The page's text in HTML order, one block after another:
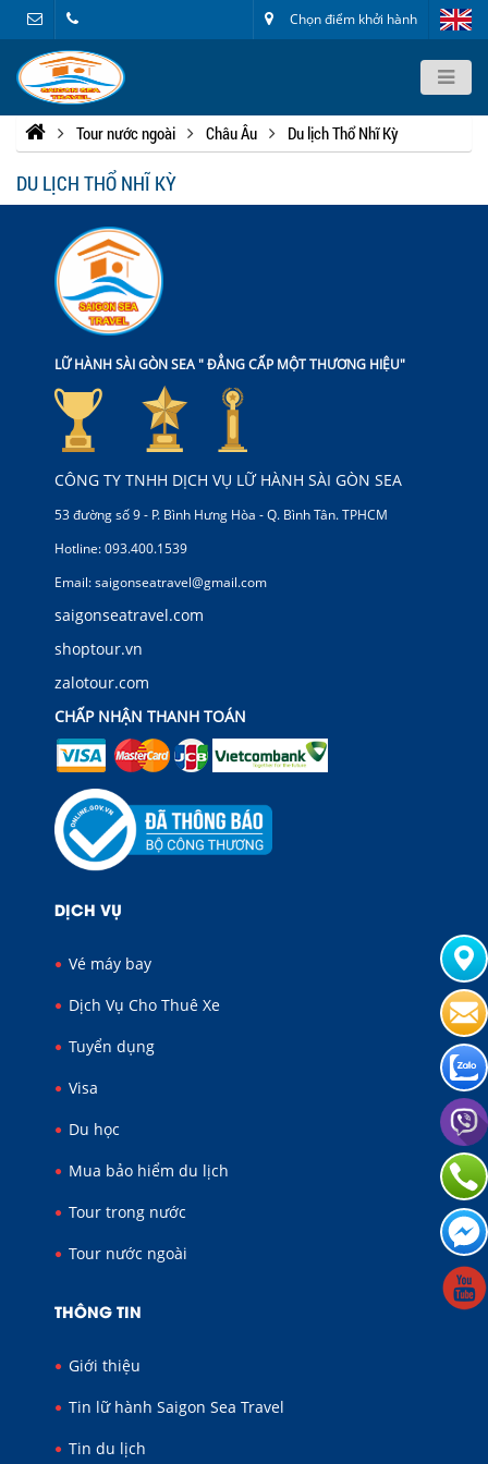
Chọn điểm khởi hành
Tour nước ngoài Châu Âu Du lịch Thổ Nhĩ Kỳ
DU LỊCH THỔ NHĨ KỲ
LỮ HÀNH SÀI GÒN SEA " ĐẲNG CẤP MỘT THƯƠNG HIỆU"
CÔNG TY TNHH DỊCH VỤ LỮ HÀNH SÀI GÒN SEA
53 đường số 9 - P. Bình Hưng Hòa - Q. Bình Tân. TPHCM
Hotline: 093.400.1539
Email: saigonseatravel@gmail.com
saigonseatravel.com
shoptour.vn
zalotour.com
CHẤP NHẬN THANH TOÁN
DỊCH VỤ
Vé máy bay
Dịch Vụ Cho Thuê Xe
Tuyển dụng
Visa
Du học
Mua bảo hiểm du lịch
Tour trong nước
Tour nước ngoài
THÔNG TIN
Giới thiệu
Tin lữ hành Saigon Sea Travel
Tin du lịch